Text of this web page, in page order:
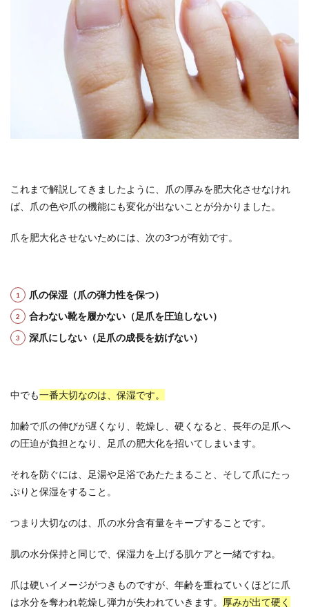
これまで解説してきましたように、爪の厚みを肥大化させなけれ
ば、爪の色や爪の機能にも変化が出ないことが分かりました。
爪を肥大化させないためには、次の3つが有効です。
爪の保湿（爪の弾力性を保つ）
合わない靴を履かない（足爪を圧迫しない）
深爪にしない（足爪の成長を妨げない）
中でも一番大切なのは、保湿です。
加齢で爪の伸びが遅くなり、乾燥し、硬くなると、長年の足爪へ
の圧迫が負担となり、足爪の肥大化を招いてしまいます。
それを防ぐには、足湯や足浴であたたまること、そして爪にたっ
ぷりと保湿をすること。
つまり大切なのは、爪の水分含有量をキープすることです。
肌の水分保持と同じで、保湿力を上げる肌ケアと一緒ですね。
爪は硬いイメージがつきものですが、年齢を重ねていくほどに爪
は水分を奪われ乾燥し弾力が失われていきます。
厚みが出て硬く